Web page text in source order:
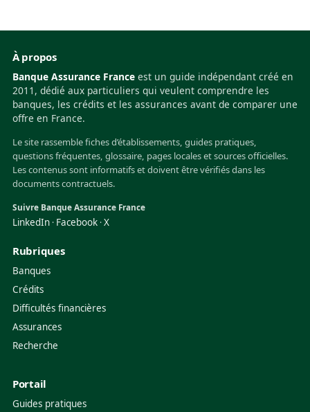
À propos
Banque Assurance France est un guide indépendant créé en
2011, dédié aux particuliers qui veulent comprendre les
banques, les crédits et les assurances avant de comparer une
offre en France.
Le site rassemble fiches d’établissements, guides pratiques,
questions fréquentes, glossaire, pages locales et sources officielles.
Les contenus sont informatifs et doivent être vérifiés dans les
documents contractuels.
Suivre Banque Assurance France
LinkedIn · Facebook ·X
Rubriques
Banques
Crédits
Difficultés financières
Assurances
Recherche
Portail
Guides pratiques